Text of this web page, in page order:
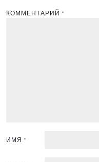
КОММЕНТАРИЙ *
ИМЯ *